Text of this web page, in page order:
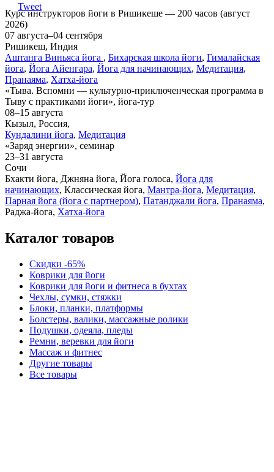
Tweet
Курс инструкторов йоги в Ришикеше — 200 часов (август
2026)
07 августа–04 сентября
Ришикеш, Индия
Аштанга Виньяса йога , Бихарская школа йоги, Гималайская
йога, Йога Айенгара, Йога для начинающих, Медитация,
Пранаяма, Хатха-йога
«Тыва. Вспомни — культурно-приключенческая программа в
Тыву с практиками йоги», йога-тур
08–15 августа
Кызыл, Россия,
Кундалини йога, Медитация
«Заряд энергии», семинар
23–31 августа
Сочи
Бхакти йога, Джняна йога, Йога голоса, Йога для
начинающих, Классическая йога, Мантра-йога, Медитация,
Парная йога (йога с партнером), Патанджали йога, Пранаяма,
Раджа-йога, Хатха-йога
Каталог товаров
Скидки -65%
Коврики для йоги
Коврики для йоги и фитнеса в бухтах
Чехлы, сумки, стяжки
Блоки, планки, платформы
Болстеры, валики, массажные ролики
Подушки, одеяла, пледы
Ремни, веревки для йоги
Массаж и фитнес
Другие товары
Все товары